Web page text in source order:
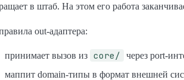
в штаб. На этом его работа
out-адаптера:
принимает вызов из core/
через port-
маппит domain-типы в формат внешней